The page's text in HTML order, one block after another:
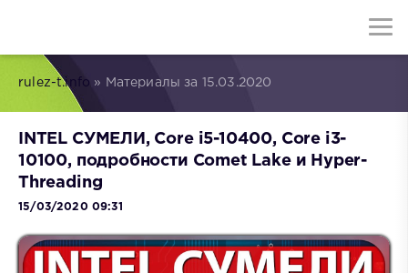
rulez-t.info » Материалы за 15.03.2020
INTEL СУМЕЛИ, Core i5-10400, Core i3-
10100, подробности Comet Lake и Hyper-
Threading
15/03/2020 09:31